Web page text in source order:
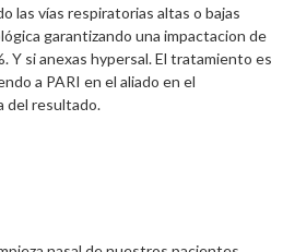
las vías respiratorias altas o bajas
garantizando una impactacion de
Y si anexas hypersal. El tratamiento es
a PARI en el aliado en el
del resultado.